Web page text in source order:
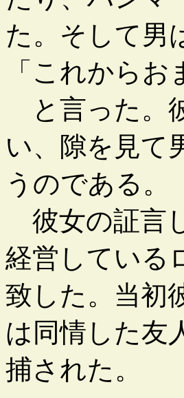
た。そして男
「これから
と言った。
い、隙を見て
うのである。
彼女の証言
経営している
致した。当初
は同情した友
捕された。